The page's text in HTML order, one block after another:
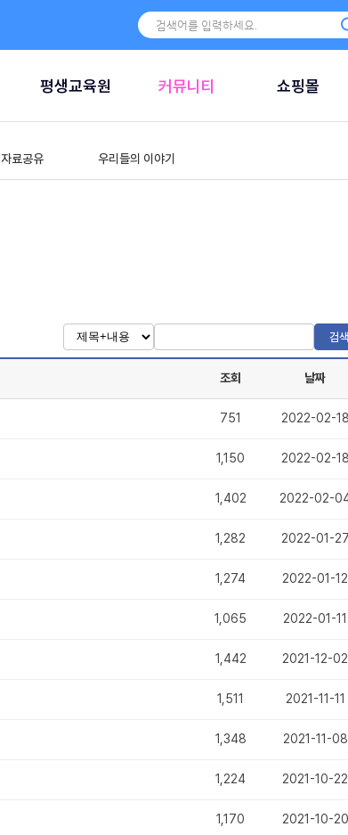
평생교육원 커뮤니티 쇼핑몰
자료공유 우리들의 이야기
검색
조회 날짜
751 2022-02-18
1,150 2022-02-18
1,402 2022-02-
1,282 2022-01-27
1,274 2022-01-12
1,065 2022-01-11
1,442 2021-12-02
1,511 2021-11-11
1,348 2021-11-08
1,224 2021-10-22
1,170 2021-10-20